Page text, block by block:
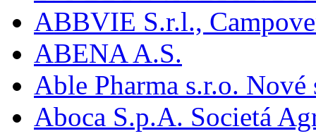
ABBVIE S.r.l.,
ABENA A.S.
Able Pharma s.r.o.
Aboca S.p.A. Societá